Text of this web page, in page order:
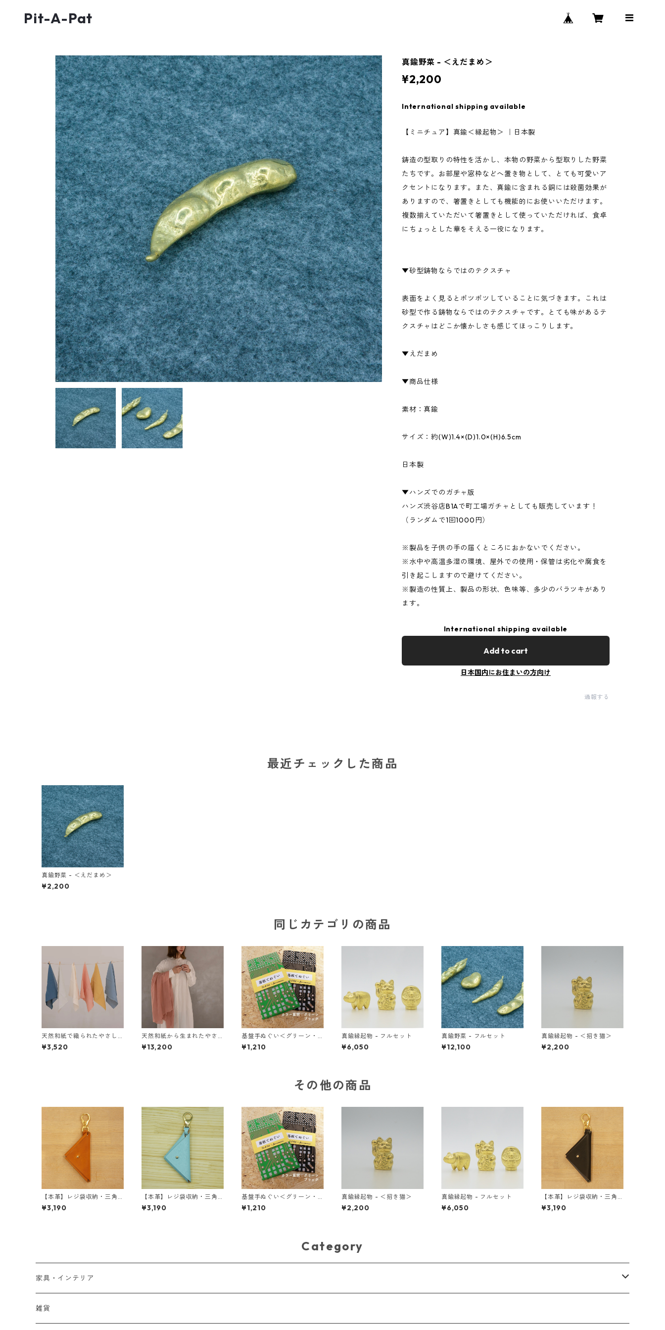
Pit-A-Pat
真鍮野菜 - ＜えだまめ＞
¥2,200
International shipping available
【ミニチュア】真鍮＜縁起物＞ ｜日本製
鋳造の型取りの特性を活かし、本物の野菜から型取りした野菜
たちです。お部屋や窓枠などへ置き物として、とても可愛いア
クセントになります。また、真鍮に含まれる銅には殺菌効果が
ありますので、箸置きとしても機能的にお使いいただけます。
複数揃えていただいて箸置きとして使っていただければ、食卓
にちょっとした華をそえる一役になります。
▼砂型鋳物ならではのテクスチャ
表面をよく見るとポツポツしていることに気づきます。これは
砂型で作る鋳物ならではのテクスチャです。とても味があるテ
クスチャはどこか懐かしさも感じてほっこりします。
▼えだまめ
▼商品仕様
素材：真鍮
サイズ：約(W)1.4×(D)1.0×(H)6.5cm
日本製
▼ハンズでのガチャ版
ハンズ渋谷店B1Aで町工場ガチャとしても販売しています！
（ランダムで1回1000円）
※製品を子供の手の届くところにおかないでください。
※水中や高温多湿の環境、屋外での使用・保管は劣化や腐食を
引き起こしますので避けてください。
※製造の性質上、製品の形状、色味等、多少のバラツキがあり
ます。
International shipping available
Add to cart
日本国内にお住まいの方向け
通報する
最近チェックした商品
真鍮野菜 - ＜えだまめ＞
¥2,200
同じカテゴリの商品
天然和紙で織られたやさし
さのハンカチ
¥3,520
天然和紙から生まれたやさ
しさのストール
¥13,200
基盤手ぬぐい＜グリーン・
ブラック＞
¥1,210
真鍮縁起物 - フルセット
¥6,050
真鍮野菜 - フルセット
¥12,100
真鍮縁起物 - ＜招き猫＞
¥2,200
その他の商品
【本革】レジ袋収納・三角
ポーチ 町工場エコポーチ ＜
キャメル＞
¥3,190
【本革】レジ袋収納・三角
ポーチ 町工場エコポーチ ＜
ミントブルー＞
¥3,190
基盤手ぬぐい＜グリーン・
ブラック＞
¥1,210
真鍮縁起物 - ＜招き猫＞
¥2,200
真鍮縁起物 - フルセット
¥6,050
【本革】レジ袋収納・三角
ポーチ 町工場エコポーチ ＜
ブラック＞
¥3,190
Category
家具・インテリア
家具
雑貨